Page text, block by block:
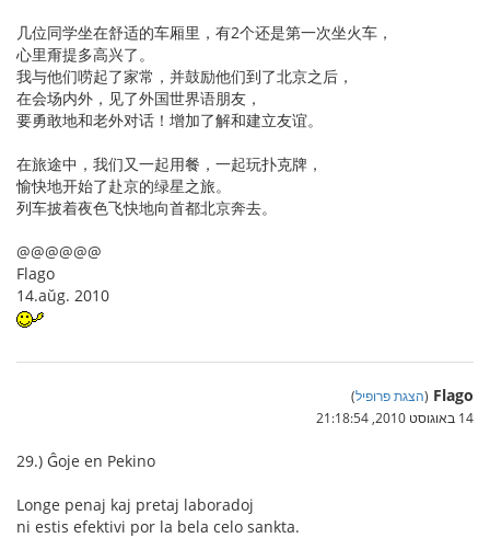
几位同学坐在舒适的车厢里，有2个还是第一次坐火车，
心里甭提多高兴了。
我与他们唠起了家常，并鼓励他们到了北京之后，
在会场内外，见了外国世界语朋友，
要勇敢地和老外对话！增加了解和建立友谊。
在旅途中，我们又一起用餐，一起玩扑克牌，
愉快地开始了赴京的绿星之旅。
列车披着夜色飞快地向首都北京奔去。
@@@@@@
Flago
14.aŭg. 2010
Flago
(הצגת פרופיל)
14 באוגוסט 2010, 21:18:54
29.) Ĝoje en Pekino
Longe penaj kaj pretaj laboradoj
ni estis efektivi por la bela celo sankta.